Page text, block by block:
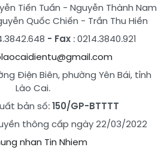
Tiến Tuấn - Nguyễn Thành Nam
Quốc Chiến - Trần Thu Hiền
- Fax : 0214.3840.921
Điện Biên, phường Yên Bái, tỉnh
Lào Cai.
bản số:150/GP-BTTTT
thông cấp ngày 22/03/2022